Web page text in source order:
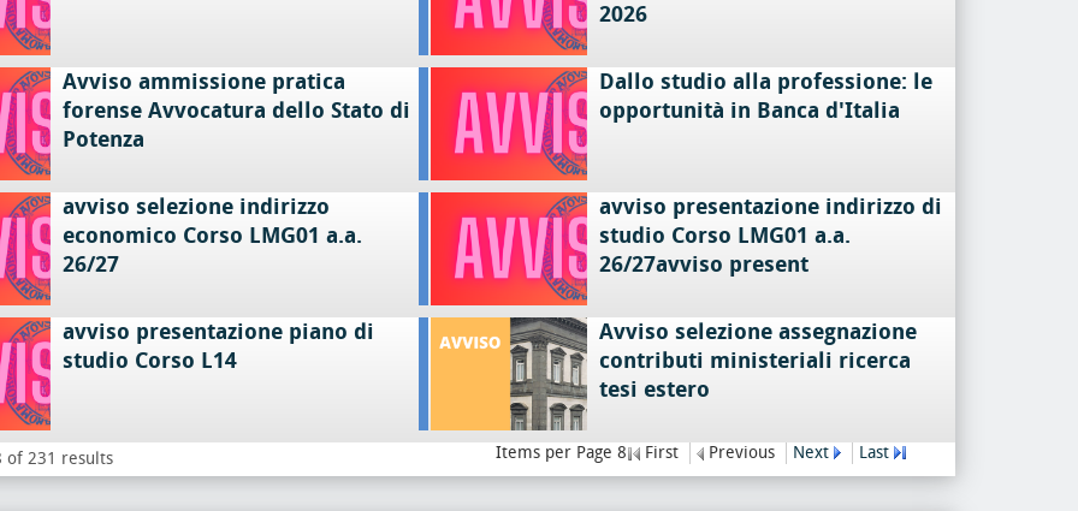
2026
Avviso ammissione pratica
forense Avvocatura dello Stato di
Potenza
Dallo studio alla professione: le
opportunità in Banca d'Italia
avviso selezione indirizzo
economico Corso LMG01 a.a.
26/27
avviso presentazione indirizzo di
studio Corso LMG01 a.a.
26/27avviso present
avviso presentazione piano di
studio Corso L14
Avviso selezione assegnazione
contributi ministeriali ricerca
tesi estero
of 231 results Items per Page 8 First Previous Next Last